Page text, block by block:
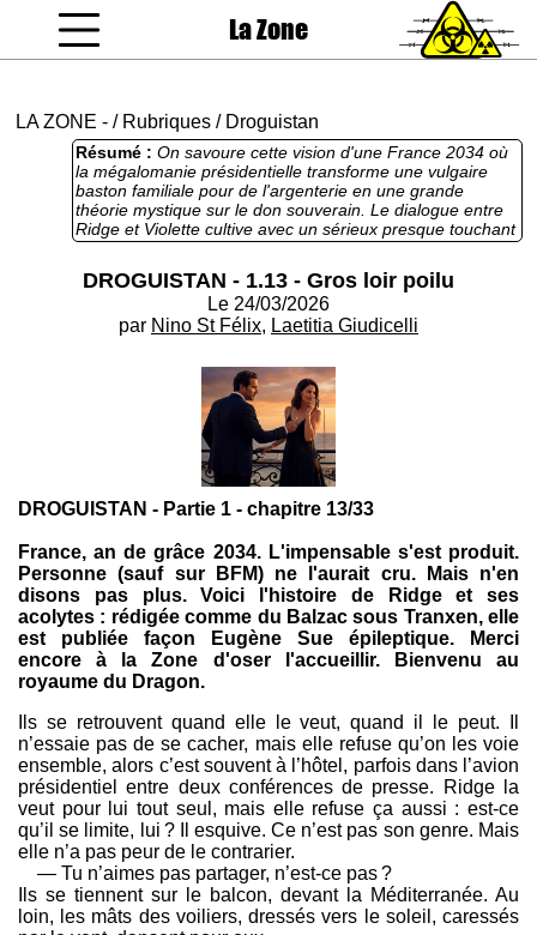
La Zone
LA ZONE - / Rubriques / Droguistan
Résumé : On savoure cette vision d'une France 2034 où
la mégalomanie présidentielle transforme une vulgaire
baston familiale pour de l'argenterie en une grande
théorie mystique sur le don souverain. Le dialogue entre
Ridge et Violette cultive avec un sérieux presque touchant
les codes du thriller viriliste, mêlant érotisme de balcon et
la gueule à ceux qui croient que la politique est un grand
jeu d'échecs métaphysique alors qu'il s'agit
manifestement d'une simple distribution de miettes en
DROGUISTAN - 1.13 - Gros loir poilu
Le 24/03/2026
par Nino St Félix, Laetitia Giudicelli
DROGUISTAN - Partie 1 - chapitre 13/33
France, an de grâce 2034. L'impensable s'est produit.
Personne (sauf sur BFM) ne l'aurait cru. Mais n'en
disons pas plus. Voici l'histoire de Ridge et ses
acolytes : rédigée comme du Balzac sous Tranxen, elle
est publiée façon Eugène Sue épileptique. Merci
encore à la Zone d'oser l'accueillir. Bienvenu au
royaume du Dragon.
Ils se retrouvent quand elle le veut, quand il le peut. Il
n’essaie pas de se cacher, mais elle refuse qu’on les voie
ensemble, alors c’est souvent à l’hôtel, parfois dans l’avion
présidentiel entre deux conférences de presse. Ridge la
veut pour lui tout seul, mais elle refuse ça aussi : est-ce
qu’il se limite, lui ? Il esquive. Ce n’est pas son genre. Mais
elle n’a pas peur de le contrarier.
— Tu n’aimes pas partager, n’est-ce pas ?
Ils se tiennent sur le balcon, devant la Méditerranée. Au
loin, les mâts des voiliers, dressés vers le soleil, caressés